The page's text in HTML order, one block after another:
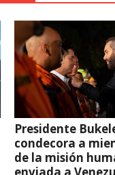
Presidente
condecora a
de la misión
enviada a